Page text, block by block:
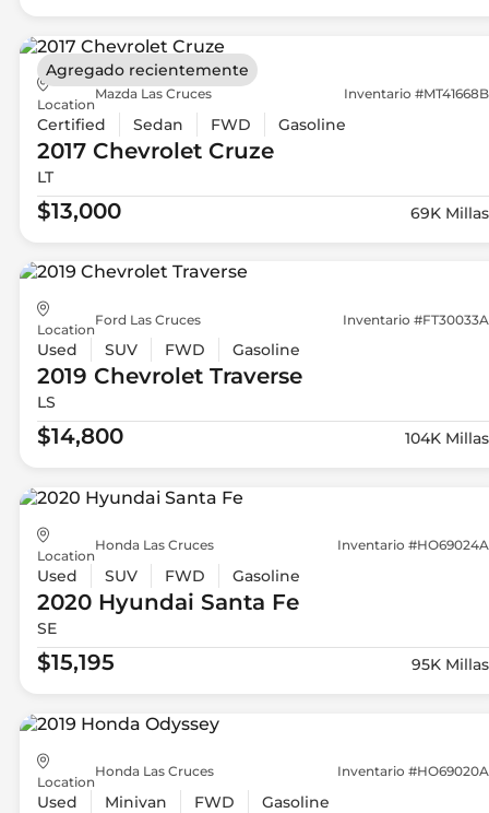
Location
Mazda Las Cruces Inventario #MT41668B
Certified Sedan FWD Gasoline
2017 ChevroletCruze
LT
$13,000 69K Millas
Agregado recientemente
Location
Ford Las Cruces Inventario #FT30033A
Used SUV FWD Gasoline
2019 ChevroletTraverse
LS
$14,800 104K Millas
Location
Honda Las Cruces Inventario #HO69024A
Used SUV FWD Gasoline
2020 Hyundai Santa Fe
SE
$15,195 95K Millas
Location
Honda Las Cruces Inventario #HO69020A
Used Minivan FWD Gasoline